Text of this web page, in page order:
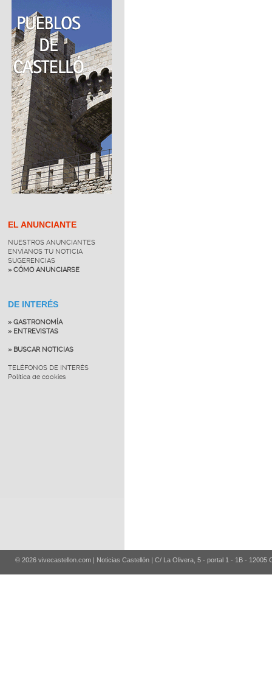
EL ANUNCIANTE
NUESTROS ANUNCIANTES
ENVÍANOS TU NOTICIA
SUGERENCIAS
» CÓMO ANUNCIARSE
DE INTERÉS
» GASTRONOMÍA
» ENTREVISTAS
» BUSCAR NOTICIAS
TELÉFONOS DE INTERÉS
Política de cookies
© 2026 vivecastellon.com | Noticias Castellón | C/ La Olivera, 5 - portal 1 - 1B - 12005